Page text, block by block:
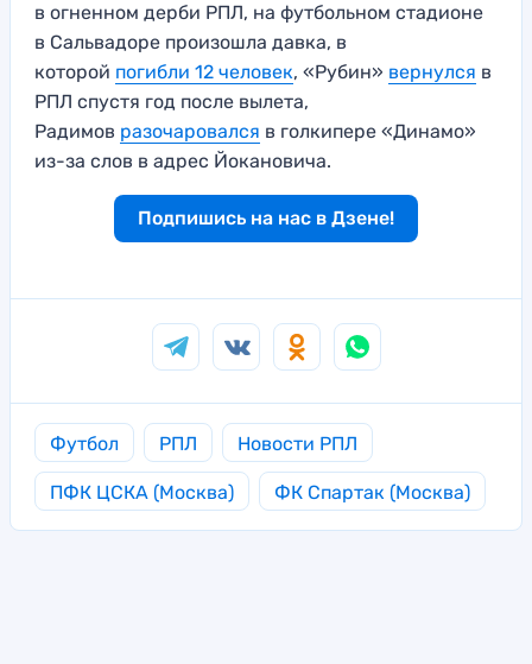
в огненном дерби РПЛ, на футбольном стадионе
в Сальвадоре произошла давка, в
которой погибли 12 человек, «Рубин» вернулся в
РПЛ спустя год после вылета,
Радимов разочаровался в голкипере «Динамо»
из-за слов в адрес Йокановича.
Подпишись на нас в Дзене!
Футбол РПЛ Новости РПЛ
ПФК ЦСКА (Москва) ФК Спартак (Москва)